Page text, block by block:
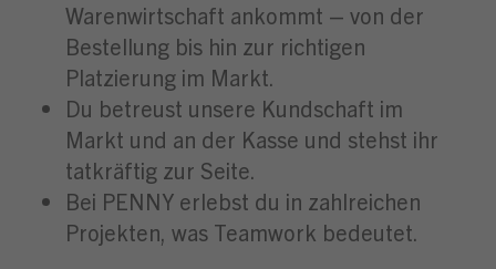
Warenwirtschaft ankommt – von der
Bestellung bis hin zur richtigen
Platzierung im Markt.
Du betreust unsere Kundschaft im
Markt und an der Kasse und stehst ihr
tatkräftig zur Seite.
Bei PENNY erlebst du in zahlreichen
Projekten, was Teamwork bedeutet.